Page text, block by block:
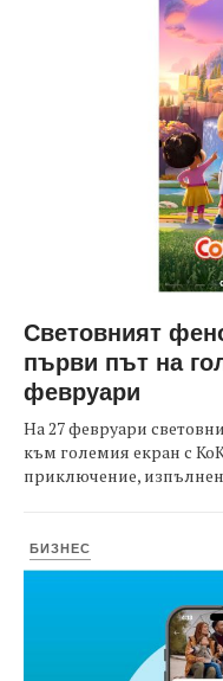
Световният
първи път на
февруари
На 27 февруари
към големия екран с
приключение,
БИЗНЕС